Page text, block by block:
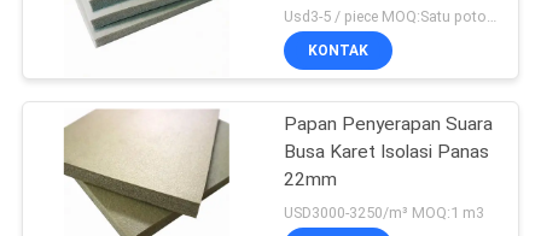
Papan Isolasi Suara
21
Usd3-5 / piece MOQ:Satu potong
KONTAK
Papan Penyerapan Suara
Busa Karet Isolasi Panas
22mm
USD3000-3250/m³ MOQ:1 m3